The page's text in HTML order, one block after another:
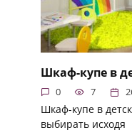
Шкаф-купе в
0 7
Шкаф-купе в
выбирать исходя